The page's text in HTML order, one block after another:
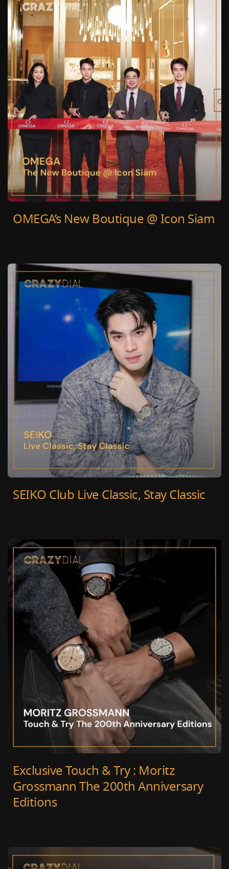
OMEGA’s New Boutique @ Icon Siam
SEIKO Club Live Classic, Stay Classic
Exclusive Touch & Try : Moritz
Grossmann The 200th Anniversary
Editions